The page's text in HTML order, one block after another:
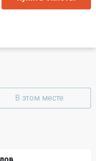
В этом месте